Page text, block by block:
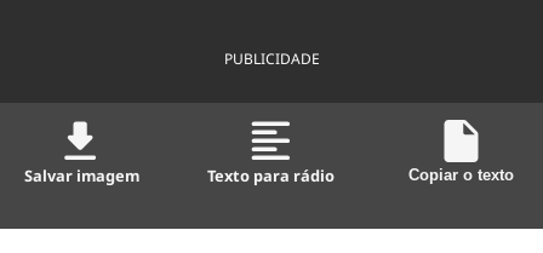
PUBLICIDADE
Salvar imagem Texto para rádio Copiar o texto